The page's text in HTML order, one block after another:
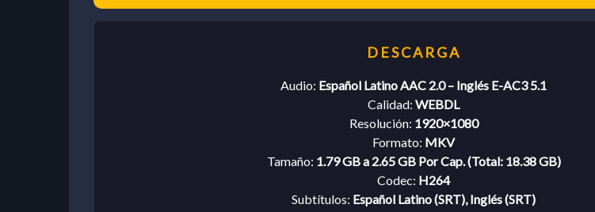
Audio: Español Latino AAC 2.0 – Inglés E-AC3 5.1
Calidad: WEBDL
Resolución: 1920×1080
Formato: MKV
Tamaño: 1.79 GB a 2.65 GB Por Cap. (Total: 18.38 GB)
Codec: H264
Subtítulos: Español Latino (SRT), Inglés (SRT)